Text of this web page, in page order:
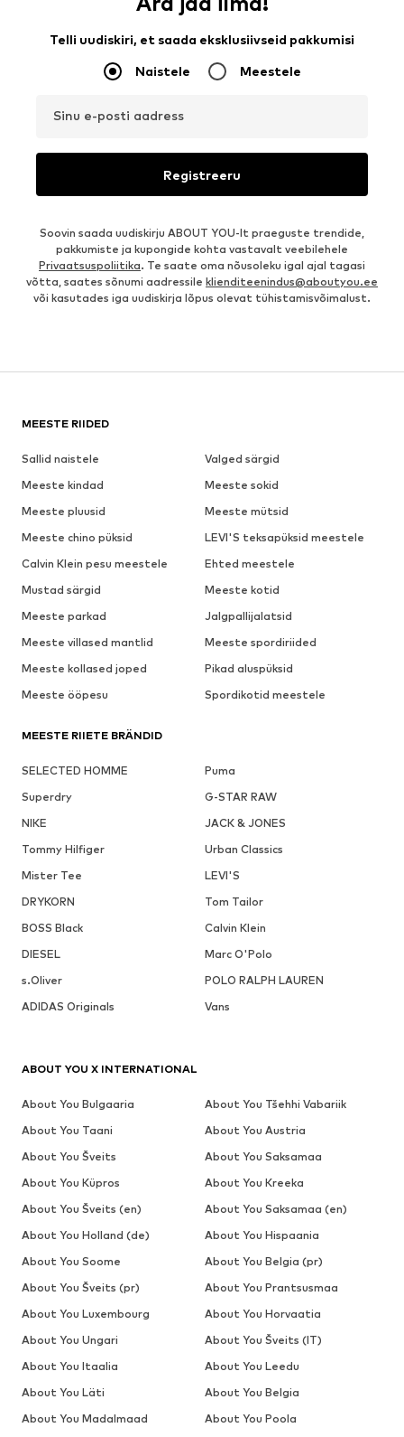
Telli uudiskiri, et saada eksklusiivseid pakkumisi
Naistele Meestele
Sinu e-posti aadress
Registreeru
Soovin saada uudiskirju ABOUT YOU-lt praeguste trendide,
pakkumiste ja kupongide kohta vastavalt veebilehele
Privaatsuspoliitika. Te saate oma nõusoleku igal ajal tagasi
võtta, saates sõnumi aadressile klienditeenindus@aboutyou.ee
või kasutades iga uudiskirja lõpus olevat tühistamisvõimalust.
MEESTE RIIDED
Sallid naistele
Valged särgid
Meeste kindad
Meeste sokid
Meeste pluusid
Meeste mütsid
Meeste chino püksid
LEVI'S teksapüksid meestele
Calvin Klein pesu meestele
Ehted meestele
Mustad särgid
Meeste kotid
Meeste parkad
Jalgpallijalatsid
Meeste villased mantlid
Meeste spordiriided
Meeste kollased joped
Pikad aluspüksid
Meeste ööpesu
Spordikotid meestele
MEESTE RIIETE BRÄNDID
SELECTED HOMME
Puma
Superdry
G-STAR RAW
NIKE
JACK & JONES
Tommy Hilfiger
Urban Classics
Mister Tee
LEVI'S
DRYKORN
Tom Tailor
BOSS Black
Calvin Klein
DIESEL
Marc O'Polo
s.Oliver
POLO RALPH LAUREN
ADIDAS Originals
Vans
ABOUT YOU X INTERNATIONAL
About You Bulgaaria
About You Tšehhi Vabariik
About You Taani
About You Austria
About You Šveits
About You Saksamaa
About You Küpros
About You Kreeka
About You Šveits (en)
About You Saksamaa (en)
About You Holland (de)
About You Hispaania
About You Soome
About You Belgia (pr)
About You Šveits (pr)
About You Prantsusmaa
About You Luxembourg
About You Horvaatia
About You Ungari
About You Šveits (IT)
About You Itaalia
About You Leedu
About You Läti
About You Belgia
About You Madalmaad
About You Poola